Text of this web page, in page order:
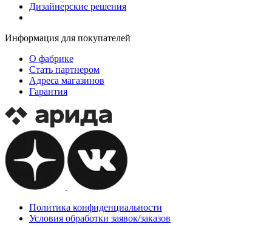
Дизайнерские решения
Информация для покупателей
О фабрике
Стать партнером
Адреса магазинов
Гарантия
Политика конфиденциальности
Условия обработки заявок/заказов